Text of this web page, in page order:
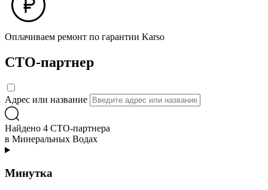
Оплачиваем ремонт по гарантии Karso
СТО-партнер
Адрес или название
Найдено 4 СТО-партнера
в Минеральных Водах
Минутка